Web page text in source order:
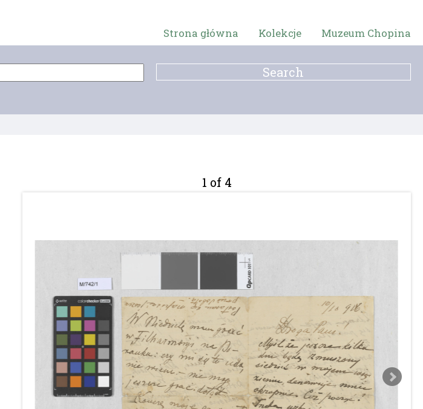
Strona główna Kolekcje Muzeum Chopina
1 of 4